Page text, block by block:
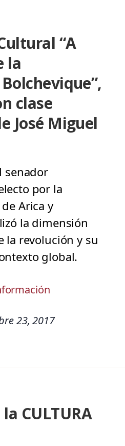
“A
la
clase
José Miguel
senador
por la
Arica y
la dimensión
la revolución y su
global.
23, 2017
CULTURA